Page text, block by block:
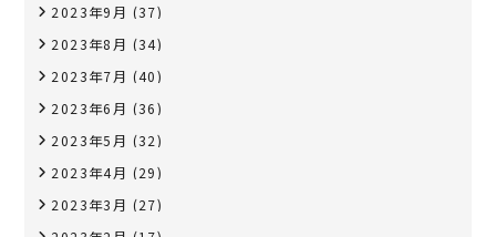
2023年9月 (37)
2023年8月 (34)
2023年7月 (40)
2023年6月 (36)
2023年5月 (32)
2023年4月 (29)
2023年3月 (27)